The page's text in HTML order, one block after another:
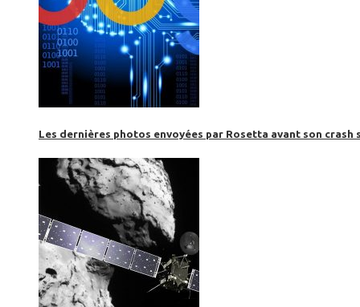
Les dernières photos envoyées par Rosetta avant son crash